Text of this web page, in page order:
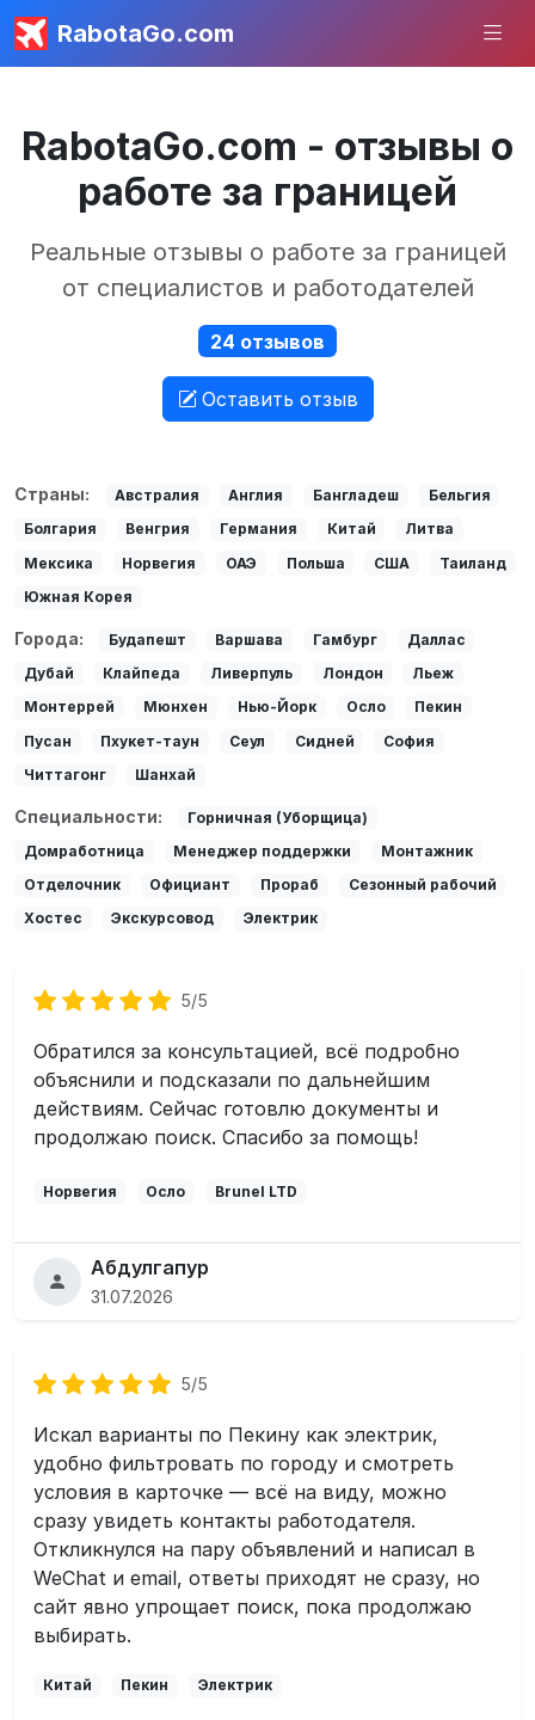
RabotaGo.com
RabotaGo.com - отзывы о
работе за границей
Реальные отзывы о работе за границей
от специалистов и работодателей
24 отзывов
Оставить отзыв
Страны: Австралия Англия Бангладеш
Бельгия
Болгария
Венгрия Германия Китай
Литва
Мексика
Норвегия ОАЭ Польша США
Таиланд
Южная Корея
Города: Будапешт Варшава Гамбург
Даллас
Дубай
Клайпеда Ливерпуль Лондон
Льеж
Монтеррей
Мюнхен Нью-Йорк Осло
Пекин
Пусан
Пхукет-таун Сеул Сидней
София
Читтагонг
Шанхай
Специальности:
Горничная (Уборщица)
Домработница
Менеджер поддержки
Монтажник
Отделочник
Официант Прораб
Сезонный рабочий
Хостес
Экскурсовод Электрик
5/5
Обратился за консультацией, всё подробно
объяснили и подсказали по дальнейшим
действиям. Сейчас готовлю документы и
продолжаю поиск. Спасибо за помощь!
Норвегия Осло Brunel LTD
Абдулгапур
31.07.2026
5/5
Искал варианты по Пекину как электрик,
удобно фильтровать по городу и смотреть
условия в карточке — всё на виду, можно
сразу увидеть контакты работодателя.
Откликнулся на пару объявлений и написал в
WeChat и email, ответы приходят не сразу, но
сайт явно упрощает поиск, пока продолжаю
выбирать.
Китай Пекин Электрик